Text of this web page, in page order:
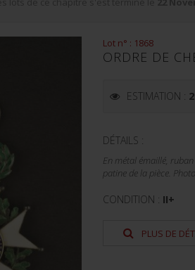
Lot n° : 1868
ORDRE DE
ESTIMATION :
DÉTAILS :
En métal émaillé,
patine de la pièce.
CONDITION : II+
PLUS DE